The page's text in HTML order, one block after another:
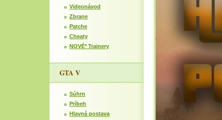
Videonávod
Zbrane
Patche
Cheaty
NOVÉ* Trainery
GTA V
Súhrn
Príbeh
Hlavná postava